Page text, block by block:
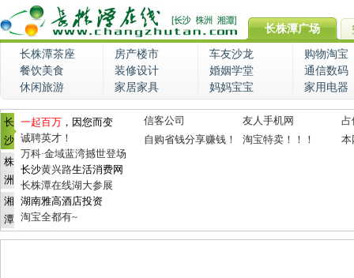
长株潭广场
长株潭茶座 房产楼市 车友沙龙
购物淘宝
餐饮美食
装修设计 婚姻学堂
通信数码
休闲旅游
家居家具 妈妈宝宝 家用电器
长
沙
株
洲
湘
潭
一起百万 ，因您而变
诚聘英才！
万科·金域蓝湾撼世登场
长沙黄兴路生活消费网
长株潭在线湖大参展
湖南雅高酒店投资
淘宝全都有~
信客公司 友人手机网
占
自购省钱分享赚钱！
淘宝特卖！！！ 本